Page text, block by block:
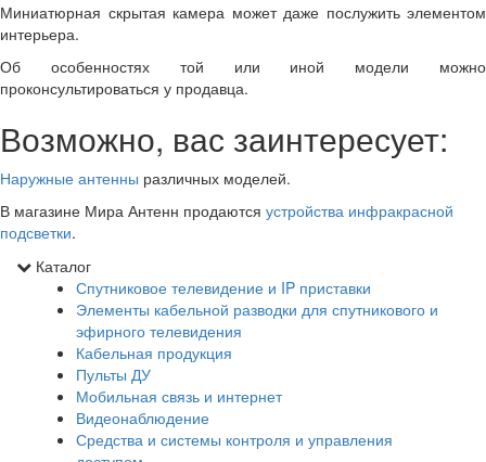
Миниатюрная скрытая камера может даже послужить элементом
интерьера.
Об особенностях той или иной модели можно
проконсультироваться у продавца.
Возможно, вас заинтересует:
Наружные антенны различных моделей.
В магазине Мира Антенн продаются устройства инфракрасной
подсветки.
Каталог
Спутниковое телевидение и IP приставки
Элементы кабельной разводки для спутникового и
эфирного телевидения
Кабельная продукция
Пульты ДУ
Мобильная связь и интернет
Видеонаблюдение
Средства и системы контроля и управления